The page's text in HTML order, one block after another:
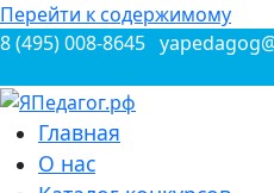
Перейти к содержимому
8 (495) 008-8645
ЯПедагог.рф
Всероссийские конкурсы для
Главная
О нас